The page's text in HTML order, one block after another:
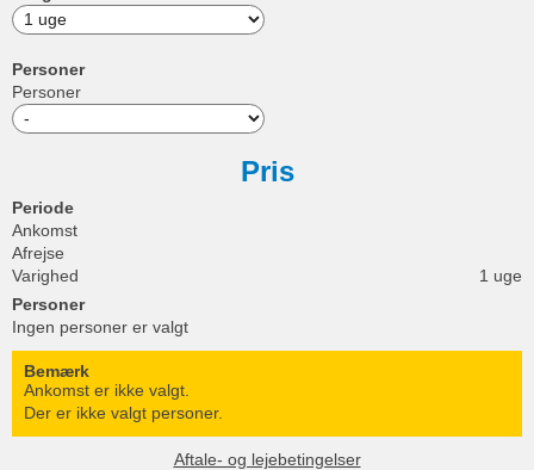
Personer
Personer
Pris
Periode
Ankomst
Afrejse
Varighed
1 uge
Personer
Ingen personer er valgt
Bemærk
Ankomst er ikke valgt.
Der er ikke valgt personer.
Aftale- og lejebetingelser